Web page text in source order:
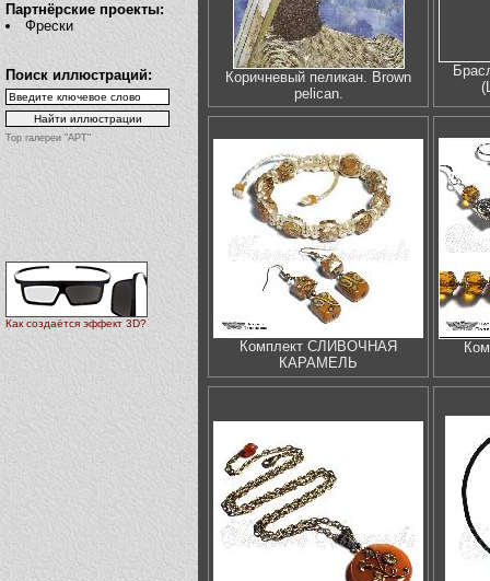
Партнёрские проекты:
Фрески
Поиск иллюстраций:
Top галереи "АРТ"
Как создаётся эффект 3D?
Коричневый пеликан. Brown
pelican.
Комплект СЛИВОЧНАЯ
КАРАМЕЛЬ